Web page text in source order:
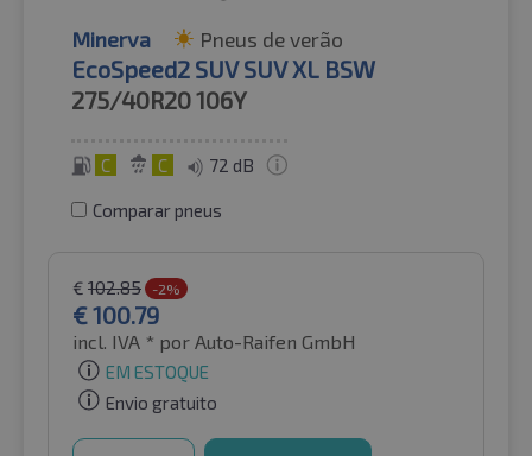
Minerva Pneus de verão
EcoSpeed2 SUV SUV XL BSW
275/40R20106Y
C C 72 dB
Comparar pneus
€ 102.85 -2%
€100.79
incl. IVA * por Auto-Raifen GmbH
EM ESTOQUE
Envio gratuito